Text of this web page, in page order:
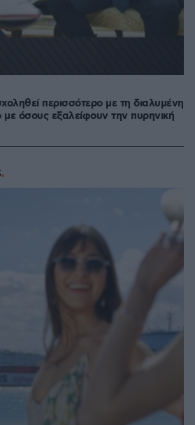
περισσότερο με τη διαλυμένη
με όσους εξαλείφουν την πυρηνική